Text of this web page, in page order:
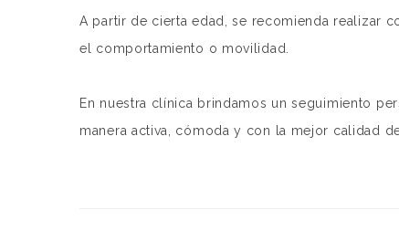
A partir de cierta edad, se recomienda realizar
el comportamiento o movilidad.
En nuestra clínica brindamos un seguimiento
manera activa, cómoda y con la mejor calidad